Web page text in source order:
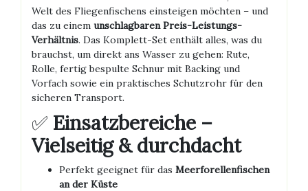
Welt des Fliegenfischens einsteigen möchten – und
das zu einem unschlagbaren Preis-Leistungs-
Verhältnis. Das Komplett-Set enthält alles, was du
brauchst, um direkt ans Wasser zu gehen: Rute,
Rolle, fertig bespulte Schnur mit Backing und
Vorfach sowie ein praktisches Schutzrohr für den
sicheren Transport.
✅ Einsatzbereiche –
Vielseitig & durchdacht
Perfekt geeignet für das Meerforellenfischen
an der Küste